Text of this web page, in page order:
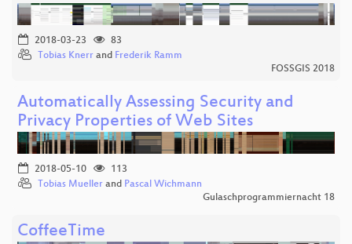
2018-03-23
83
Tobias Knerr and Frederik Ramm
FOSSGIS 2018
Automatically Assessing Security and
Privacy Properties of Web Sites
2018-05-10
113
Tobias Mueller and Pascal Wichmann
Gulaschprogrammiernacht 18
CoffeeTime